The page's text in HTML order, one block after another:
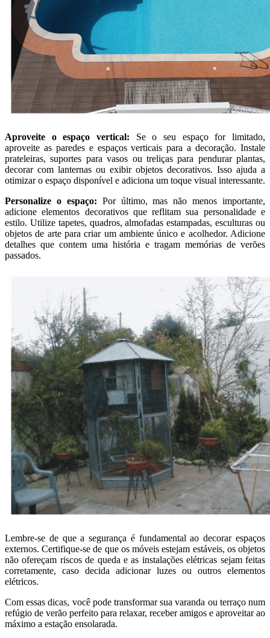
Aproveite o espaço vertical: Se o seu espaço for limitado,
aproveite as paredes e espaços verticais para a decoração. Instale
prateleiras, suportes para vasos ou treliças para pendurar plantas,
decorar com lanternas ou exibir objetos decorativos. Isso ajuda a
otimizar o espaço disponível e adiciona um toque visual interessante.
Personalize o espaço: Por último, mas não menos importante,
adicione elementos decorativos que reflitam sua personalidade e
estilo. Utilize tapetes, quadros, almofadas estampadas, esculturas ou
objetos de arte para criar um ambiente único e acolhedor. Adicione
detalhes que contem uma história e tragam memórias de verões
passados.
Lembre-se de que a segurança é fundamental ao decorar espaços
externos. Certifique-se de que os móveis estejam estáveis, os objetos
não ofereçam riscos de queda e as instalações elétricas sejam feitas
corretamente, caso decida adicionar luzes ou outros elementos
elétricos.
Com essas dicas, você pode transformar sua varanda ou terraço num
refúgio de verão perfeito para relaxar, receber amigos e aproveitar ao
máximo a estação ensolarada.